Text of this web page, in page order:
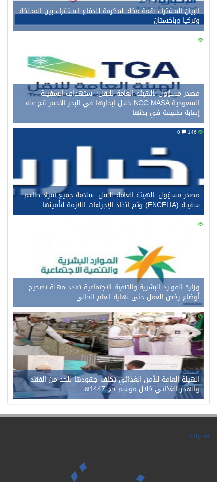
البيان المشترك لقمة مكة المكرمة للدفاع المشترك بين المملكة
وتركيا وباكستان
157
مصدر مسؤول بالهيئة العامة للنقل: استهداف السفينة
السعودية NCC MASA خلال إبحارها في البحر الأحمر نتج عنه
إصابة طفيفة في بدنها
مصدر مسؤول بالهيئة العامة للنقل: سلامة جميع أفراد طاقم
سفينة (ENCELIA) وتم اتخاذ الإجراءات اللازمة لتأمينها
126
وزارة الموارد البشرية والتنمية الاجتماعية تمدد مهلة تصحيح
أوضاع رخص العمل حتى نهاية العام الحالي
107
0
الهيئة العامة للأمن الغذائي تكثف جهودها للحد من الفقد
والهدر الغذائي خلال موسم حج 1447هـ
محليات